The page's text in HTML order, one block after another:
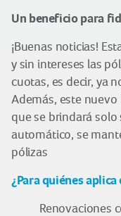
Un beneficio para
¡Buenas noticias!
y sin intereses las
cuotas, es decir, ya
Además, este
que se brindará
automático, se
pólizas
¿Para quiénes
Renovaciones